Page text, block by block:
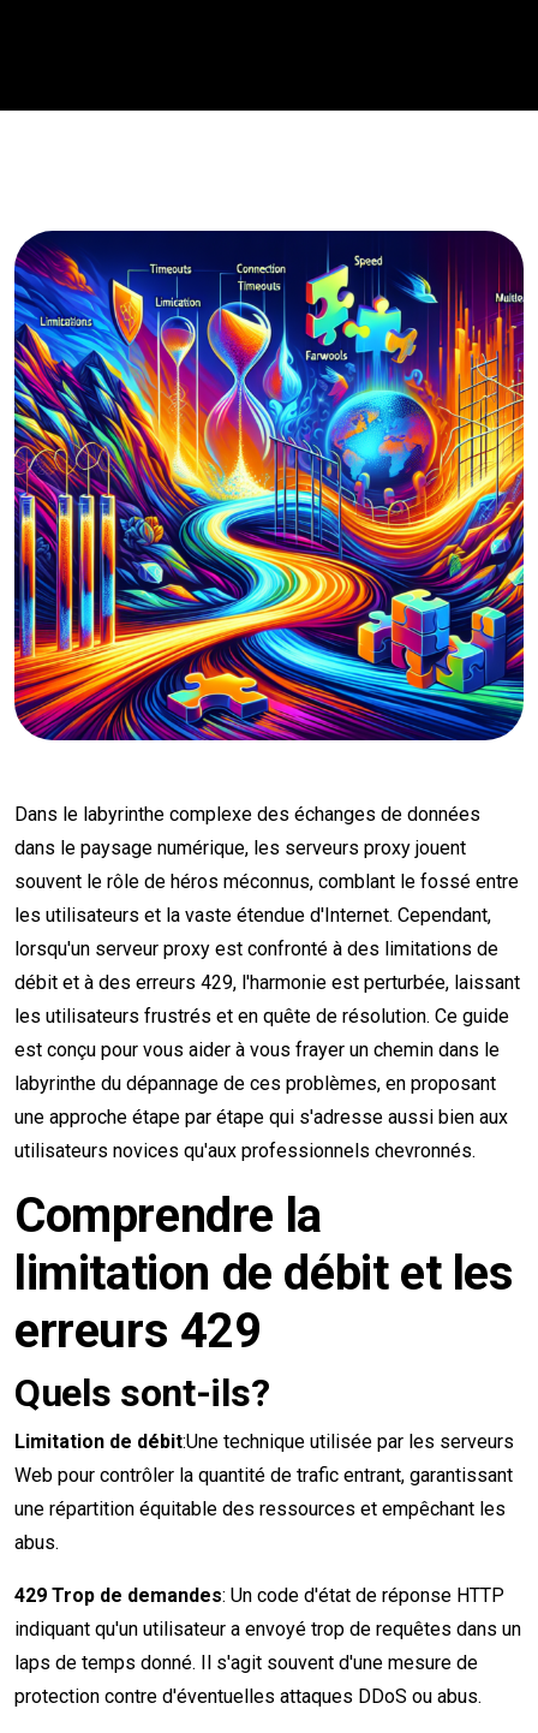
Dans le labyrinthe complexe des échanges de données
dans le paysage numérique, les serveurs proxy jouent
souvent le rôle de héros méconnus, comblant le fossé entre
les utilisateurs et la vaste étendue d'Internet. Cependant,
lorsqu'un serveur proxy est confronté à des limitations de
débit et à des erreurs 429, l'harmonie est perturbée, laissant
les utilisateurs frustrés et en quête de résolution. Ce guide
est conçu pour vous aider à vous frayer un chemin dans le
labyrinthe du dépannage de ces problèmes, en proposant
une approche étape par étape qui s'adresse aussi bien aux
utilisateurs novices qu'aux professionnels chevronnés.
Comprendre la
limitation de débit et les
erreurs 429
Quels sont-ils?
Limitation de débit:Une technique utilisée par les serveurs
Web pour contrôler la quantité de trafic entrant, garantissant
une répartition équitable des ressources et empêchant les
abus.
429 Trop de demandes: Un code d'état de réponse HTTP
indiquant qu'un utilisateur a envoyé trop de requêtes dans un
laps de temps donné. Il s'agit souvent d'une mesure de
protection contre d'éventuelles attaques DDoS ou abus.